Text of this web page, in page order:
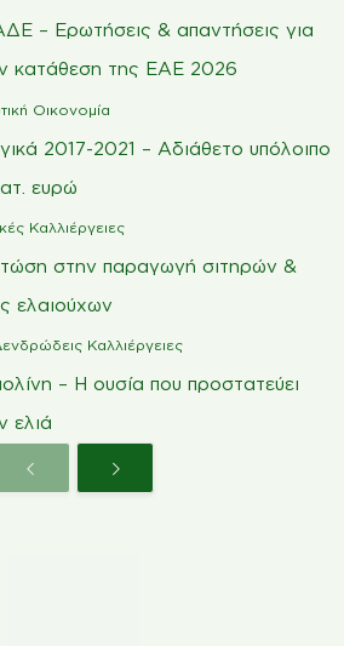
– Ερωτήσεις & απαντήσεις για
κατάθεση της ΕΑΕ 2026
Οικονομία
2017-2021 – Αδιάθετο υπόλοιπο
ευρώ
Καλλιέργειες
στην παραγωγή σιτηρών &
ελαιούχων
Καλλιέργειες
– Η ουσία που προστατεύει
ελιά